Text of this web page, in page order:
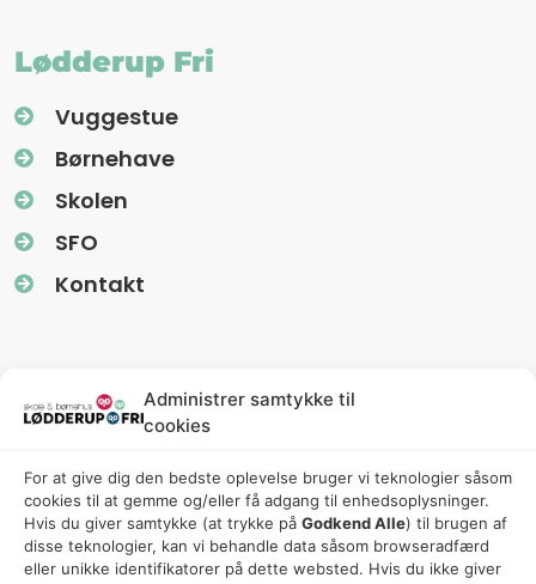
Administrer samtykke til
cookies
For at give dig den bedste oplevelse bruger vi teknologier såsom
cookies til at gemme og/eller få adgang til enhedsoplysninger.
Hvis du giver samtykke (at trykke på Godkend Alle) til brugen af ​​
disse teknologier, kan vi behandle data såsom browseradfærd
eller unikke identifikatorer på dette websted. Hvis du ikke giver
Lødderup Fri
Vuggestue
Børnehave
Skolen
SFO
Kontakt
Information
Nyhedsbreve (Uglereden)
Fredagsbreve (Friskolen)
Privatlivspolitik
Cookiepolitik